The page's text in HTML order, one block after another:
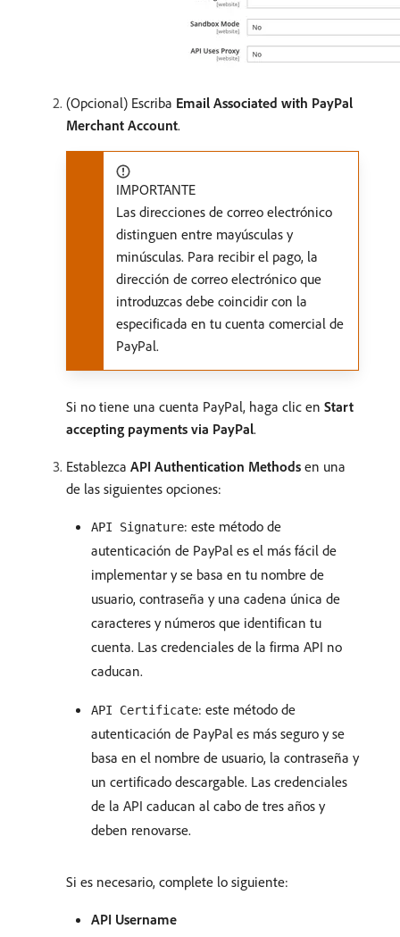
(Opcional) Escriba Email Associated with PayPal
Merchant Account.
IMPORTANTE
Las direcciones de correo electrónico
distinguen entre mayúsculas y
minúsculas. Para recibir el pago, la
dirección de correo electrónico que
introduzcas debe coincidir con la
especificada en tu cuenta comercial de
PayPal.
Si no tiene una cuenta PayPal, haga clic en Start
accepting payments via PayPal.
Establezca API Authentication Methods en una
de las siguientes opciones:
API Signature: este método de
autenticación de PayPal es el más fácil de
implementar y se basa en tu nombre de
usuario, contraseña y una cadena única de
caracteres y números que identifican tu
cuenta. Las credenciales de la firma API no
caducan.
API Certificate: este método de
autenticación de PayPal es más seguro y se
basa en el nombre de usuario, la contraseña y
un certificado descargable. Las credenciales
de la API caducan al cabo de tres años y
deben renovarse.
Si es necesario, complete lo siguiente:
API Username